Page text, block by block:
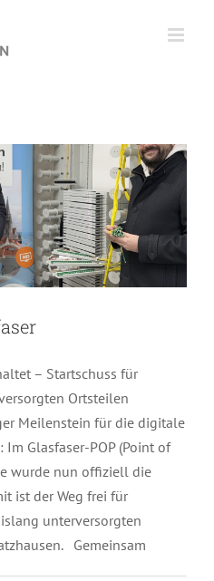
– Startschuss für
Ortsteilen
Meilenstein für die digitale
Glasfaser-POP (Point of
wurde nun offiziell die
ist der Weg frei für
unterversorgten
Gemeinsam